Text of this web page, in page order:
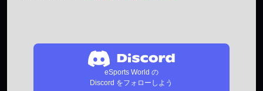
eSports World の
Discord をフォローしよう